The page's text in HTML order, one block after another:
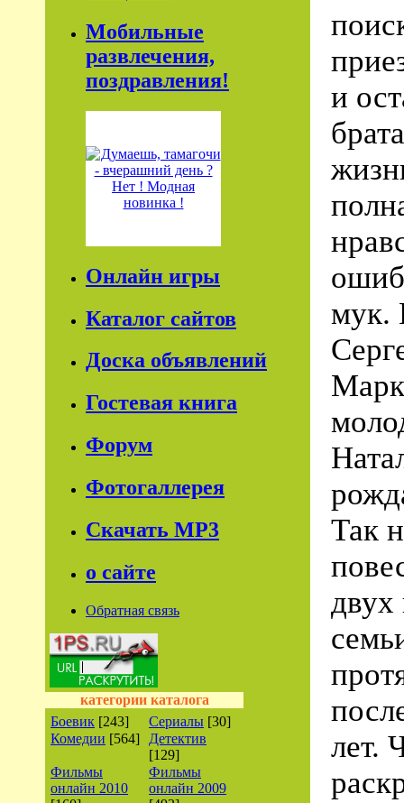
Мобильные
развлечения,
поздравления!
Онлайн игры
Каталог сайтов
Доска объявлений
Гостевая книга
Форум
Фотогаллерея
Скачать МР3
о сайте
Обратная связь
категории каталога
Боевик [243] Сериалы [30]
Комедии [564]
Детектив
[129]
Фильмы
онлайн 2010
Фильмы
онлайн 2009
и
мук.
Так
двух
лет.